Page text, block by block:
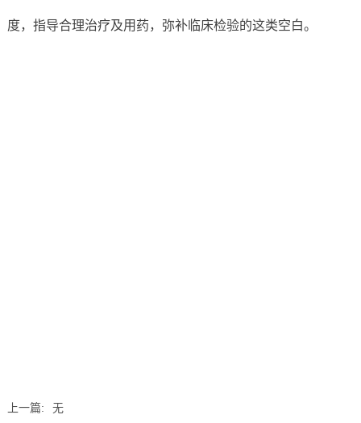
度，指导合理治疗及用药，弥补临床检验的这类空白。
上一篇:
无